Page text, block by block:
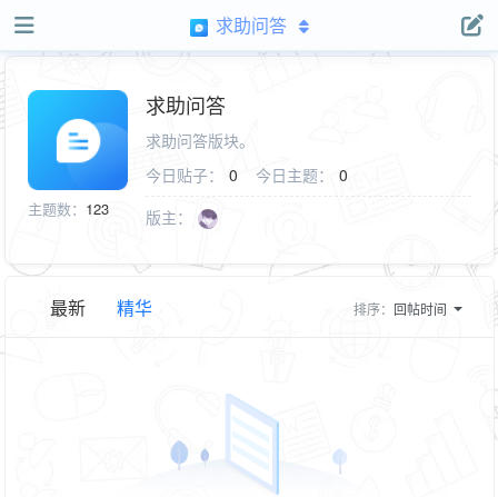
求助问答
主题数： 123
求助问答
求助问答版块。
今日贴子：
0 今日主题：
0
版主：
最新 精华 排序： 回帖时间